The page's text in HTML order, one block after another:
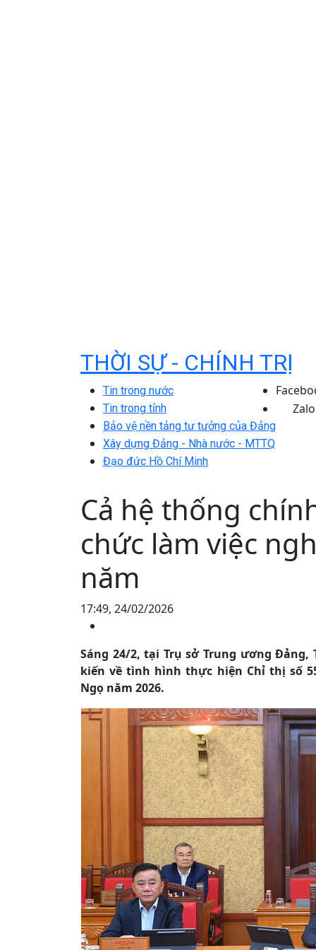
THỜI SỰ - CHÍNH TRỊ
Tin trong nước
Tin trong tỉnh
Bảo vệ nền tảng tư tưởng của Đảng
Xây dựng Đảng - Nhà nước - MTTQ
Đạo đức Hồ Chí Minh
Zalo
Cả hệ thống
chức làm việc
năm
17:49, 24/02/2026
Sáng 24/2, tại Trụ sở Trung ương
kiến về tình hình thực hiện Chỉ thị số
Ngọ năm 2026.